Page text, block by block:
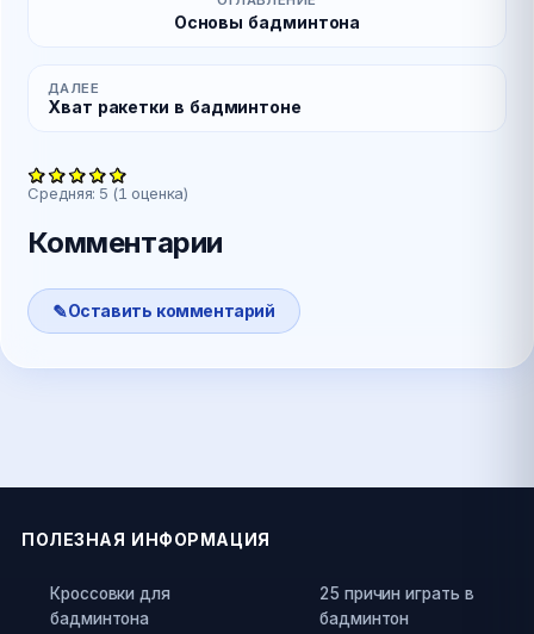
Основы бадминтона
ДАЛЕЕ
Хват ракетки в бадминтоне
Средняя: 5 (1 оценка)
Комментарии
Оставить комментарий
ПОЛЕЗНАЯ ИНФОРМАЦИЯ
Кроссовки для
бадминтона
25 причин играть в
бадминтон